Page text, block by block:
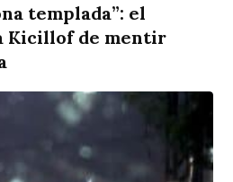
templada”: el
Kicillof de mentir